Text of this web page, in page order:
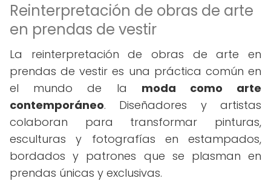
Reinterpretación de obras de arte
en prendas de vestir
La reinterpretación de obras de arte en
prendas de vestir es una práctica común en
el mundo de la moda como arte
contemporáneo. Diseñadores y artistas
colaboran para transformar pinturas,
esculturas y fotografías en estampados,
bordados y patrones que se plasman en
prendas únicas y exclusivas.